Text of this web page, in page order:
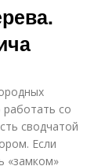
работать со
сводчатой
Если
«замком»